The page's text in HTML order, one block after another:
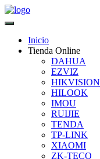
Inicio
Tienda Online
DAHUA
EZVIZ
HIKVISION
HILOOK
IMOU
RUIJIE
TENDA
TP-LINK
XIAOMI
ZK-TECO